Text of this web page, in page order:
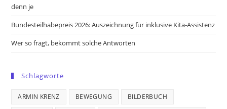
denn je
Bundesteilhabepreis 2026: Auszeichnung für inklusive Kita-Assistenz
Wer so fragt, bekommt solche Antworten
Schlagworte
ARMIN KRENZ BEWEGUNG BILDERBUCH